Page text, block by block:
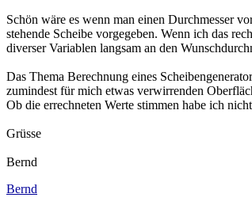
Schön wäre es wenn man einen Durchmesser
stehende Scheibe vorgegeben. Wenn ich das
diverser Variablen langsam an den
Das Thema Berechnung eines
zumindest für mich etwas verwirrenden
Ob die errechneten Werte stimmen habe ich
Grüsse
Bernd
Bernd